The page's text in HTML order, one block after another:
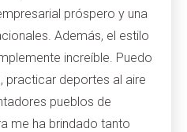
próspero y una
Además, el estilo
increíble. Puedo
practicar deportes al aire
pueblos de
me ha brindado tanto